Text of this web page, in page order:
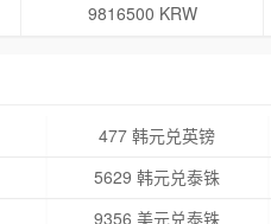
9816500 KRW
477 韩元兑英镑
5629 韩元兑泰铢
9356 美元兑泰铢